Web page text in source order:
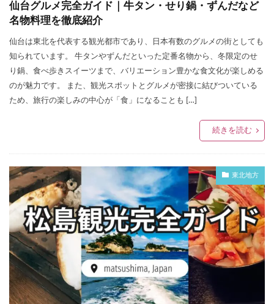
仙台グルメ完全ガイド｜牛タン・せり鍋・ずんだなど
名物料理を徹底紹介
仙台は東北を代表する観光都市であり、日本有数のグルメの街としても
知られています。 牛タンやずんだといった定番名物から、冬限定のせ
り鍋、食べ歩きスイーツまで、バリエーション豊かな食文化が楽しめる
のが魅力です。 また、観光スポットとグルメが密接に結びついている
ため、旅行の楽しみの中心が「食」になることも […]
続きを読む
東北地方